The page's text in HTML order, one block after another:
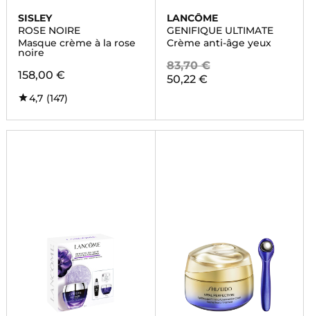
SISLEY
ROSE NOIRE
Masque crème à la rose
noire
158,00 €
4,7 (147)
LANCÔME
GENIFIQUE ULTIMATE
Crème anti-âge yeux
83,70 €
50,22 €